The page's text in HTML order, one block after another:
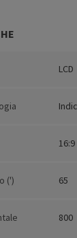
LCD
16:9
(') 65
800